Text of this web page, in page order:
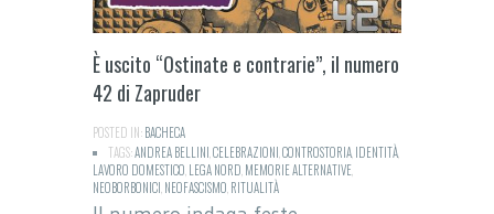
È uscito “Ostinate e contrarie”, il numero
42 di Zapruder
POSTED IN:BACHECA
TAGS:ANDREA BELLINI CELEBRAZIONI CONTROSTORIA IDENTITÀ
LAVORO DOMESTICO LEGA NORD MEMORIE ALTERNATIVE
NEOBORBONICI NEOFASCISMO RITUALITÀ